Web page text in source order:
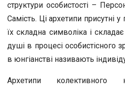
структури особистості –
Самість. Ці архетипи присутні
їх складна символіка і
душі в процесі особистісного
в юнгіанстві називають
Архетипи колективного